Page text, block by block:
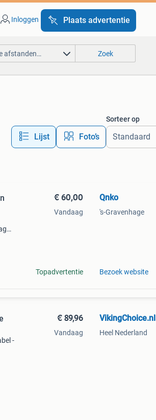
Inloggen Plaats advertentie
afstanden… Zoek
Lijst Foto’s
Sorteer op
€ 60,00
Vandaag
Topadvertentie
Qnko
's-Gravenhage
Bezoek website
-
€ 89,96
Vandaag
VikingChoice.nl
Heel Nederland